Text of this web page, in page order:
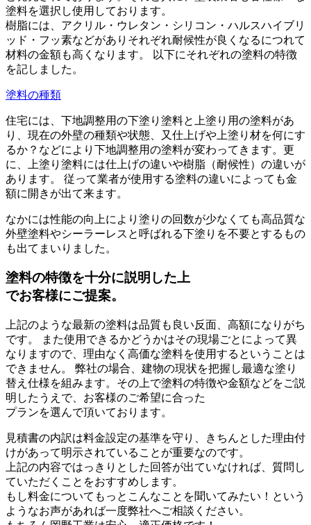
塗料を選択し使用しております。
樹脂には、アクリル・ウレタン・シリコン・ハルスハイブリ
ッド・フッ素などがありそれぞれ耐候性が良くなるにつれて
材料の金額も高くなります。 以下にそれぞれの塗料の特徴
を記しました。
塗料の種類
住宅には、下地調整用の下塗り塗料と上塗り用の塗料があ
り、現在の外壁の種類や状態、又仕上げや上塗り材を何にす
るか？などにより下地調整用の塗料が変わってきます。更
に、上塗り塗料には仕上げの違いや樹脂（耐候性）の違いが
あります。 従って業者が使用する塗料の違いによっても金
額に開きが出て来ます。
なかには性能の向上により塗りの回数が少なくても高品質な
外壁塗料やシーラーレスと呼ばれる下塗りを不要とするもの
も出てまいりました。
塗料の特徴を十分に説明した上
でお客様にご提案。
上記のような最新の塗料は品質も良い反面、高額になりがち
です。 また使用できるかどうかはその現場ごとによって異
なりますので、理由なく高価な塗料を使用するということは
できません。 弊社の場合、建物の現状を把握し最適な塗り
替え仕様を組みます。 その上で塗料の特徴や金額などをご説
明したうえで、お客様のご希望に合った
プランを選んで頂いております。
見積書の内訳は料金設定の基準を守り、きちんとした理由付
けがあって明示されていることが重要なのです。
上記の内容ではっきりとした回答が出ていなければ、質問し
ていただくことをおすすめします。
もし料金についてもっとこんなことを聞いてみたい！という
ようなお声があれば一度弊社へご相談ください。